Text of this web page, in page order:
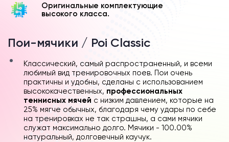
Оригинальные комплектующие
высокого класса.
Пои-мячики / Poi Classic
Классический, самый распространенный, и всеми
любимый вид тренировочных поев. Пои очень
практичны и удобны, сделаны с использованием
высококачественных, профессиональных
теннисных мячей с низким давлением, которые на
25% мягче обычных, благодаря чему удары по себе
на тренировках не так страшны, а сами мячики
служат максимально долго. Мячики - 100.00%
натуральный, долговечный каучук.